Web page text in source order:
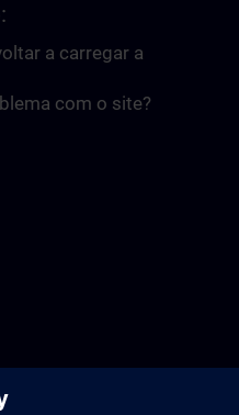
a carregar a
com o site?